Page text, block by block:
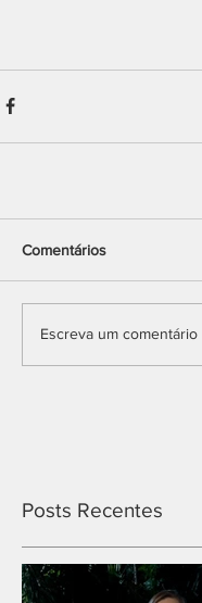
Comentários
Escreva um comentário
Posts Recentes